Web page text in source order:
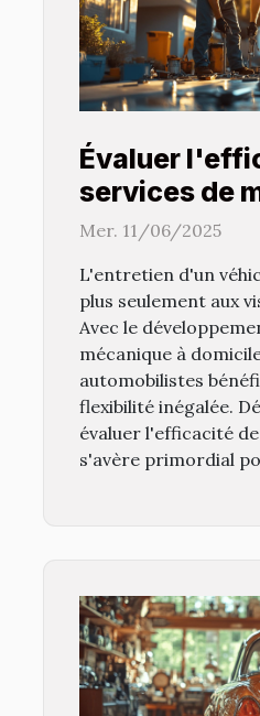
Évaluer
services de
domicile
Mer. 11/06/2025
L'entretien d'un
plus seulement aux
Avec le
mécanique à
automobilistes
flexibilité inégalée.
évaluer l'efficacité
s'avère primordial